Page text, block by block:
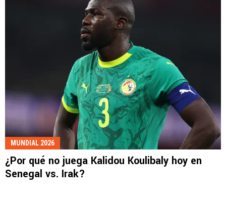
MUNDIAL 2026
¿Por qué no juega Kalidou Koulibaly hoy en
Senegal vs. Irak?